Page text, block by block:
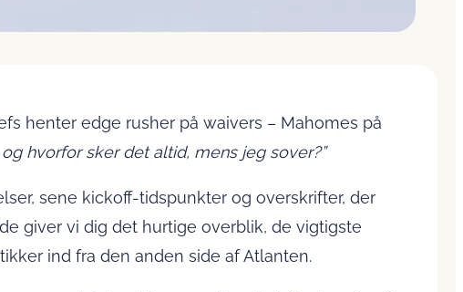
henter edge rusher på waivers – Mahomes på
hvorfor sker det altid, mens jeg sover?”
sene kickoff-tidspunkter og overskrifter, der
giver vi dig det hurtige overblik, de vigtigste
ind fra den anden side af Atlanten.